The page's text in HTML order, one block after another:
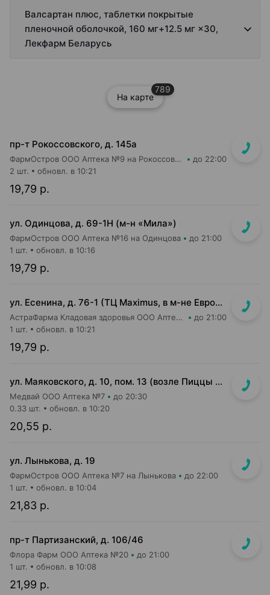
Валсартан плюс, таблетки покрытые
пленочной оболочкой, 160 мг+12.5 мг ×30,
Лекфарм Беларусь
На карте
789
пр-т Рокоссовского, д. 145а
ФармОстров ООО Аптека №9 на Рокоссовского до 22:00
19,79 р.
2 шт. обновл. в 10:21
ул. Одинцова, д. 69-1Н (м-н «Мила»)
ФармОстров ООО Аптека №16 на Одинцова до 21:00
19,79 р.
1 шт. обновл. в 10:16
ул. Есенина, д. 76-1 (ТЦ Maximus, в м-не Евроопт Super)
АстраФарма Кладовая здоровья ООО Аптека №9 до 21:00
19,79 р.
1 шт. обновл. в 10:21
ул. Маяковского, д. 10, пом. 13 (возле Пиццы Мании)
Медвай ООО Аптека №7 до 20:30
20,55 р.
0.33 шт. обновл. в 10:20
ул. Лынькова, д. 19
ФармОстров ООО Аптека №7 на Лынькова до 22:00
21,83 р.
1 шт. обновл. в 10:04
пр-т Партизанский, д. 106/46
Флора Фарм ООО Аптека №20 до 21:00
21,99 р.
1 шт. обновл. в 10:08